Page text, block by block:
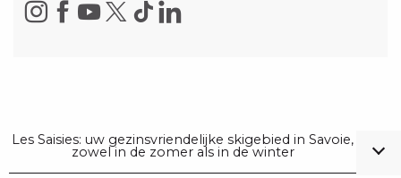
Les Saisies: uw gezinsvriendelijke skigebied in Savoie,
zowel in de zomer als in de winter